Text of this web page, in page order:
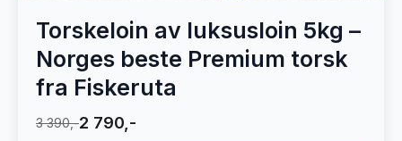
Torskeloin av luksusloin 5kg –
Norges beste Premium torsk
fra Fiskeruta
3 390,-2 790,-